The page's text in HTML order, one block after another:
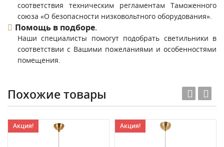
соответствия техническим регламентам Таможенного
союза «О безопасности низковольтного оборудования».
Помощь в подборе.
Наши специалисты помогут подобрать светильники в
соответствии с Вашими пожеланиями и особенностями
помещения.
Похожие товары
Акция! Акция!